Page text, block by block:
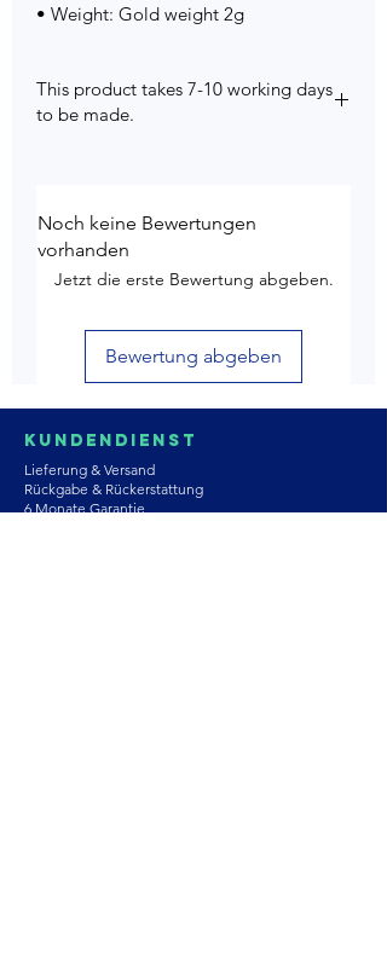
• Weight: Gold weight 2g
This product takes 7-10 working days
to be made.
Noch keine Bewertungen
vorhanden
Jetzt die erste Bewertung abgeben.
Bewertung abgeben
Kundendienst
Lieferung & Versand
Rückgabe & Rückerstattung
6 Monate Garantie